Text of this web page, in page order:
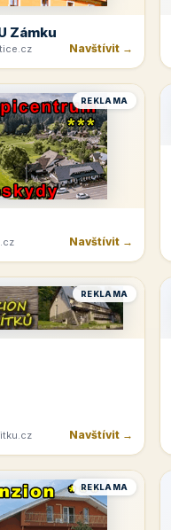
Zámku
Navštívit →
REKLAMA
Navštívit →
REKLAMA
Navštívit →
REKLAMA